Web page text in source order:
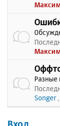
Разные
Songer